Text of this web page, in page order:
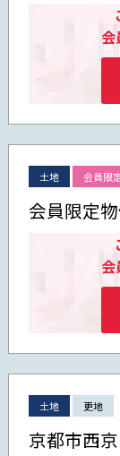
会
土地 会員限
会員限定
会
土地 更地
京都市西